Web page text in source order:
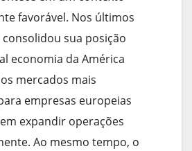
favorável. Nos últimos
sua posição
economia da América
mercados mais
empresas europeias
expandir operações
Ao mesmo tempo, o